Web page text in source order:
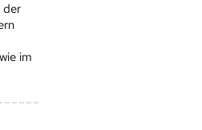
der
im